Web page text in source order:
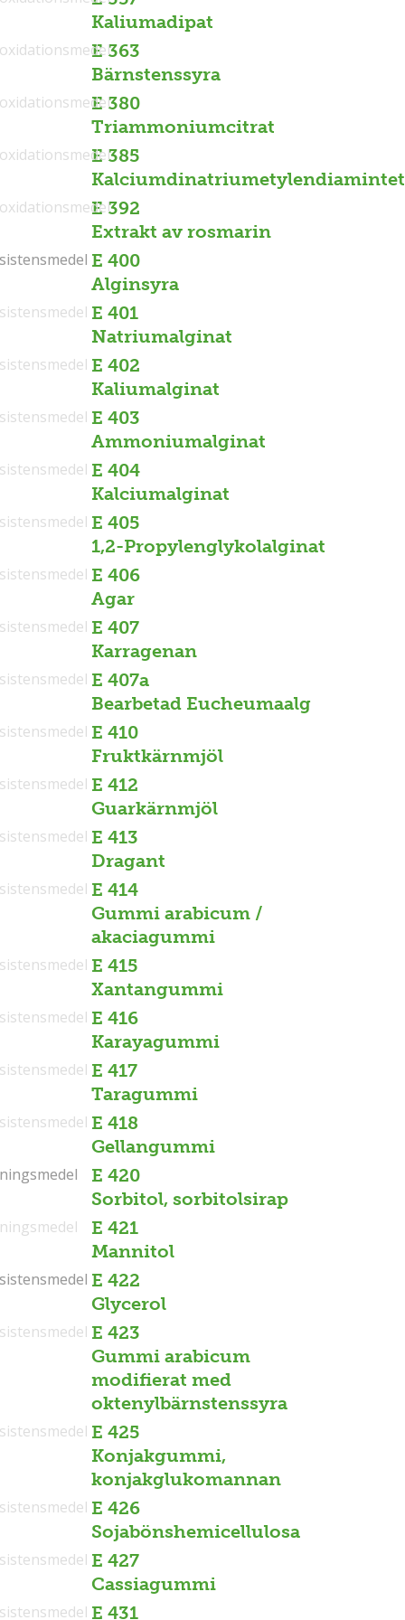
Kaliumadipat
E 363
Bärnstenssyra
E 380
Triammoniumcitrat
E 385
E 392
Extrakt av rosmarin
E 400
Alginsyra
E 401
Natriumalginat
E 402
Kaliumalginat
E 403
Ammoniumalginat
E 404
Kalciumalginat
E 405
1,2-Propylenglykolalginat
E 406
Agar
E 407
Karragenan
E 407a
Bearbetad Eucheumaalg
E 410
Fruktkärnmjöl
E 412
Guarkärnmjöl
E 413
Dragant
E 414
Gummi arabicum /
akaciagummi
E 415
Xantangummi
E 416
Karayagummi
E 417
Taragummi
E 418
Gellangummi
E 420
Sorbitol, sorbitolsirap
E 421
Mannitol
E 422
Glycerol
E 423
Gummi arabicum
modifierat med
oktenylbärnstenssyra
E 425
Konjakgummi,
konjakglukomannan
E 426
Sojabönshemicellulosa
E 427
Cassiagummi
E 431